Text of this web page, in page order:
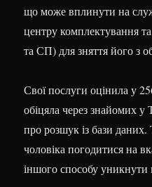
що може вплинути на
центру комплектування
та СП) для зняття його з
Свої послуги оцінила у
обіцяла через знайомих
про розшук із бази
чоловіка погодитися на
іншого способу уникнути